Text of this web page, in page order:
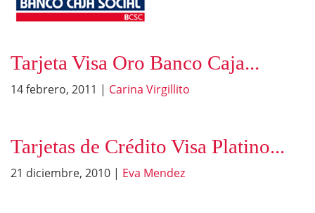
Tarjeta Visa Oro Banco Caja...
14 febrero, 2011 | Carina Virgillito
Tarjetas de Crédito Visa Platino...
21 diciembre, 2010 | Eva Mendez